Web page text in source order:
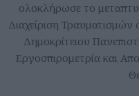
ολοκλήρωσε το
Διαχείριση
Δημοκρίτειου
Εργοσπιρομετρία και